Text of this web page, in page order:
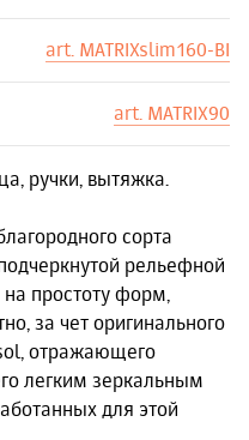
art. MATRIXslim160-BI
art. MATRIX90
ручки, вытяжка.
сорта
рельефной
на простоту форм,
за чет оригинального
отражающего
легким зеркальным
для этой